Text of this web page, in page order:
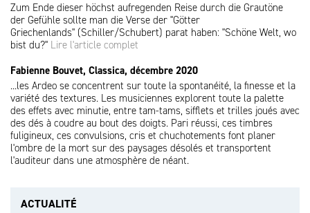
Zum Ende dieser höchst aufregenden Reise durch die Grautöne
der Gefühle sollte man die Verse der "Götter
Griechenlands" (Schiller/Schubert) parat haben: "Schöne Welt, wo
bist du?" Lire l'article complet
Fabienne Bouvet, Classica, décembre 2020
...les Ardeo se concentrent sur toute la spontanéité, la finesse et la
variété des textures. Les musiciennes explorent toute la palette
des effets avec minutie, entre tam-tams, sifflets et trilles joués avec
des dés à coudre au bout des doigts. Pari réussi, ces timbres
fuligineux, ces convulsions, cris et chuchotements font planer
l'ombre de la mort sur des paysages désolés et transportent
l'auditeur dans une atmosphère de néant.
ACTUALITÉ